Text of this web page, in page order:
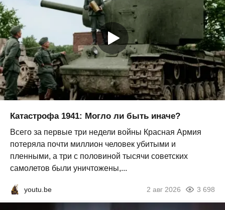
Катастрофа 1941: Могло ли быть иначе?
Всего за первые три недели войны Красная Армия
потеряла почти миллион человек убитыми и
пленными, а три с половиной тысячи советских
самолетов были уничтожены,...
youtu.be 2 авг 2026 3 698